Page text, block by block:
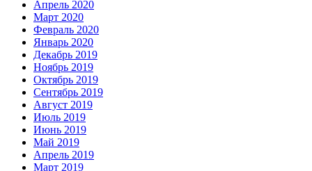
Апрель 2020
Март 2020
Февраль 2020
Январь 2020
Декабрь 2019
Ноябрь 2019
Октябрь 2019
Сентябрь 2019
Август 2019
Июль 2019
Июнь 2019
Май 2019
Апрель 2019
Март 2019